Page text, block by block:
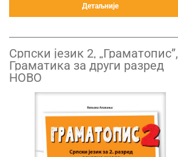
Детаљније
Српски језик 2, „Граматопис”,
Граматика за други разред
НОВО